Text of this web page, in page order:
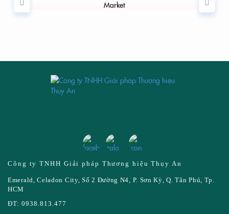
Công ty TNHH Giải pháp Thương hiệu Thụy An
Emerald, Celadon City, Số 2 Đường N4, P. Sơn Kỳ, Q. Tân Phú, Tp.
HCM
ĐT: 0938.813.477